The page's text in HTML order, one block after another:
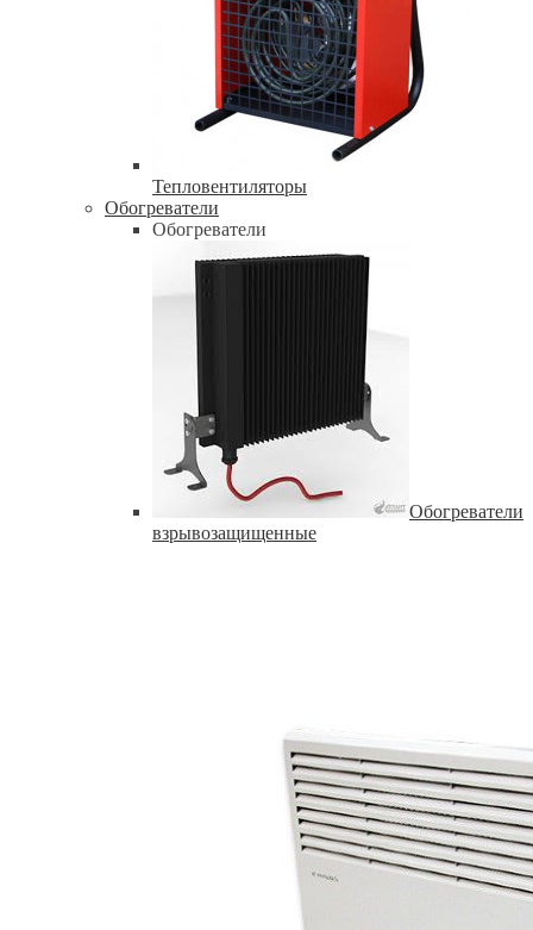
Тепловентиляторы
Обогреватели
Обогреватели
Обогреватели
взрывозащищенные